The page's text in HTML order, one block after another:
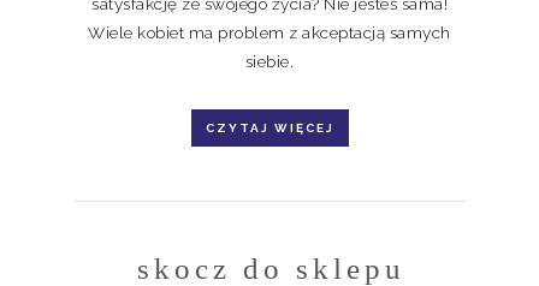
Wiele kobiet ma problem z akceptacją samych
siebie.
CZYTAJ WIĘCEJ
skocz do sklepu